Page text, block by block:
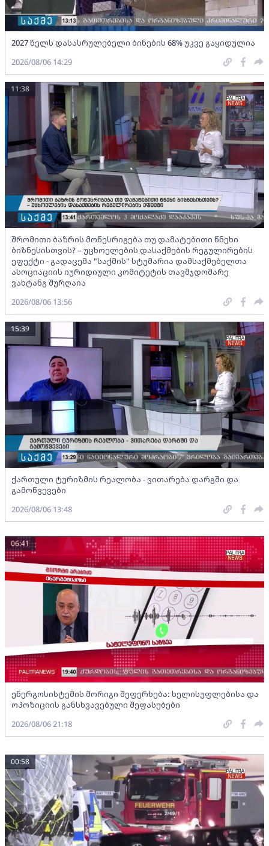
2027 წელს დასასრულებელი ბინების 68% უკვე გაყიდულია
2026/08/06 14:29
შრომითი ბაზრის მოწესრიგება თუ დამატებითი წნეხი
ბიზნესისთვის? – უცხოელების დასაქმების რეგულირების
ეფექტი - გადაცემა "საქმის" სტუმარია დამსაქმებელთა
ასოციაციის იურიდიული კომიტეტის თავმჯდომარე
ვახტანგ შურღაია
11:38
2026/08/06 13:56
ქართული ტურიზმის რეალობა - ვითარება დარგში და
გამოწვევები
15:39
2026/08/06 13:48
ენერგოსისტემის მორიგი შეფერხება: ხელისუფლებისა და
ოპოზიციის განსხვავებული შეფასებები
06:41
2026/08/06 21:18
00:58